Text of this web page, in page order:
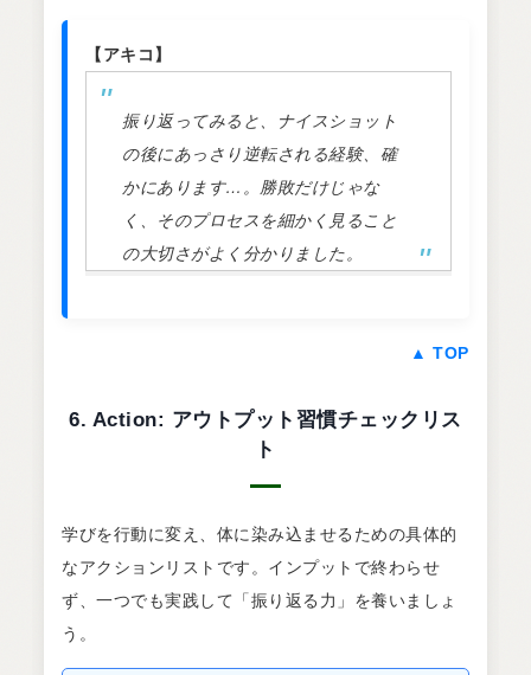
【アキコ】
振り返ってみると、ナイスショット
の後にあっさり逆転される経験、確
かにあります…。勝敗だけじゃな
く、そのプロセスを細かく見ること
の大切さがよく分かりました。
▲ TOP
6. Action: アウトプット習慣チェックリス
ト
学びを行動に変え、体に染み込ませるための具体的
なアクションリストです。インプットで終わらせ
ず、一つでも実践して「振り返る力」を養いましょ
う。